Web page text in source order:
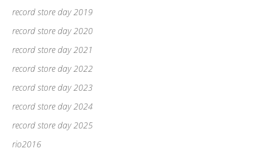
record store day 2019
record store day 2020
record store day 2021
record store day 2022
record store day 2023
record store day 2024
record store day 2025
rio2016